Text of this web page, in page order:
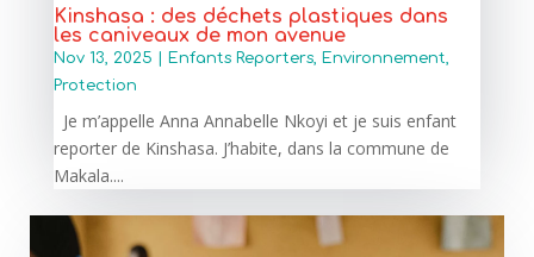
Kinshasa : des déchets plastiques dans
les caniveaux de mon avenue
Nov 13, 2025 Enfants Reporters, Environnement,
Protection
Je m’appelle Anna Annabelle Nkoyi et je suis enfant
reporter de Kinshasa. J’habite, dans la commune de
Makala....